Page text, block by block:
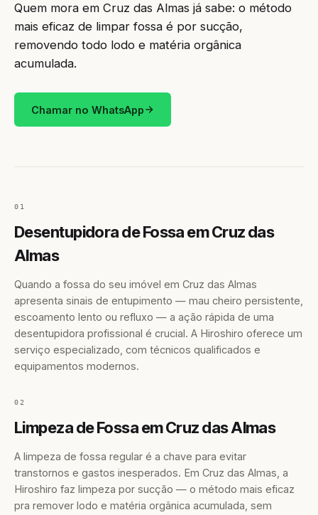
Quem mora em Cruz das Almas já sabe: o método
mais eficaz de limpar fossa é por sucção,
removendo todo lodo e matéria orgânica
acumulada.
Chamar no WhatsApp
01
Desentupidora de Fossa em Cruz das
Almas
Quando a fossa do seu imóvel em Cruz das Almas
apresenta sinais de entupimento — mau cheiro persistente,
escoamento lento ou refluxo — a ação rápida de uma
desentupidora profissional é crucial. A Hiroshiro oferece um
serviço especializado, com técnicos qualificados e
equipamentos modernos.
02
Limpeza de Fossa em Cruz das Almas
A limpeza de fossa regular é a chave para evitar
transtornos e gastos inesperados. Em Cruz das Almas, a
Hiroshiro faz limpeza por sucção — o método mais eficaz
pra remover lodo e matéria orgânica acumulada, sem